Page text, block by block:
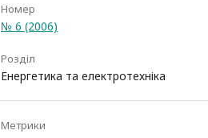
Номер
№ 6 (2006)
Розділ
Енергетика та електротехніка
Метрики